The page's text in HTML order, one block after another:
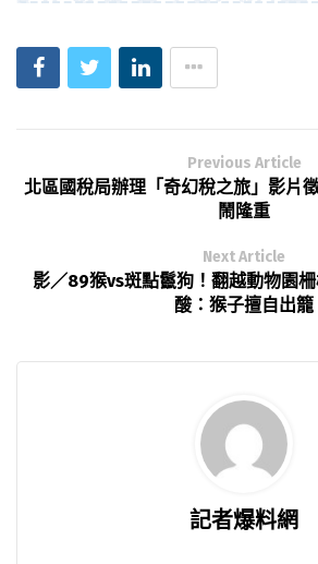
Previous Article
北區國稅局辦理「奇幻稅之旅」影片
鬧隆重
Next Article
影／89猴vs斑點鬣狗！翻越動物園
酸：猴子擅自出籠
記者爆料網